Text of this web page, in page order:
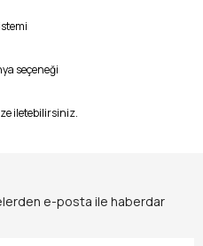
seçeneği
iletebilirsiniz.
e-posta ile haberdar